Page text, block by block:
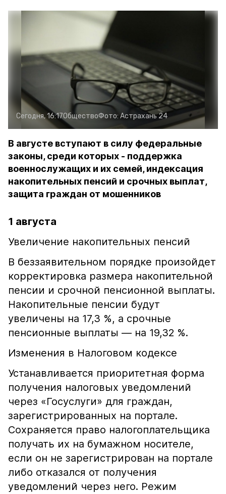
Сегодня, 16:17ОбществоФото: Астрахань 24
В августе вступают в силу федеральные
законы, среди которых - поддержка
военнослужащих и их семей, индексация
накопительных пенсий и срочных выплат,
защита граждан от мошенников
1 августа
Увеличение накопительных пенсий
В беззаявительном порядке произойдет
корректировка размера накопительной
пенсии и срочной пенсионной выплаты.
Накопительные пенсии будут
увеличены на 17,3 %, а срочные
пенсионные выплаты — на 19,32 %.
Изменения в Налоговом кодексе
Устанавливается приоритетная форма
получения налоговых уведомлений
через «Госуслуги» для граждан,
зарегистрированных на портале.
Сохраняется право налогоплательщика
получать их на бумажном носителе,
если он не зарегистрирован на портале
либо отказался от получения
уведомлений через него. Режим